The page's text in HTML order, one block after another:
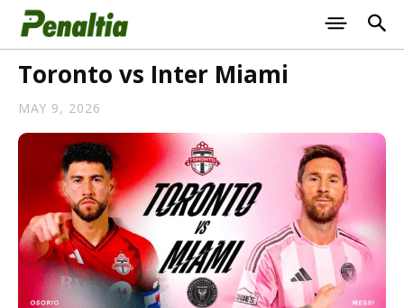
Toronto vs Inter Miami
MAY 9, 2026